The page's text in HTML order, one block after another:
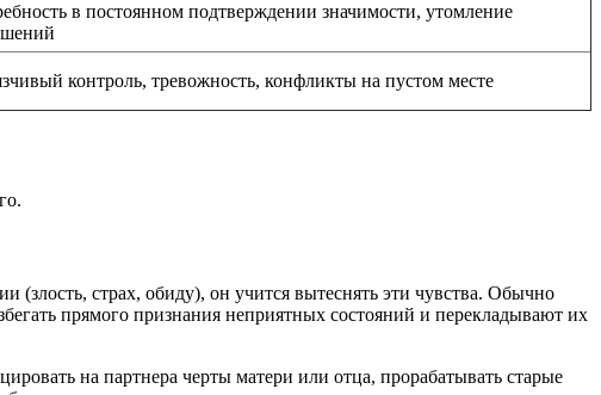
в постоянном подтверждении значимости, утомление
контроль, тревожность, конфликты на пустом месте
(злость, страх, обиду), он учится вытеснять эти чувства. Обычно
прямого признания неприятных состояний и перекладывают их
на партнера черты матери или отца, прорабатывать старые